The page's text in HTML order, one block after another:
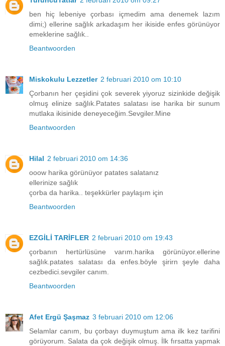
ben hiç lebeniye çorbası içmedim ama denemek lazım
dimi;) ellerine sağlık arkadaşım her ikiside enfes görünüyor
emeklerine sağlık..
Beantwoorden
Miskokulu Lezzetler 2 februari 2010 om 10:10
Çorbanın her çeşidini çok severek yiyoruz sizinkide değişik
olmuş elinize sağlık.Patates salatası ise harika bir sunum
mutlaka ikisinide deneyeceğim.Sevgiler.Mine
Beantwoorden
Hilal 2 februari 2010 om 14:36
ooow harika görünüyor patates salatanız
ellerinize sağlık
çorba da harika.. teşekkürler paylaşım için
Beantwoorden
EZGİLİ TARİFLER 2 februari 2010 om 19:43
çorbanın hertürlüsüne varım.harika görünüyor.ellerine
sağlık.patates salatası da enfes.böyle şirirn şeyle daha
cezbedici.sevgiler canım.
Beantwoorden
Afet Ergü Şaşmaz 3 februari 2010 om 12:06
Selamlar canım, bu çorbayı duymuştum ama ilk kez tarifini
görüyorum. Salata da çok değişik olmuş. İlk fırsatta yapmak